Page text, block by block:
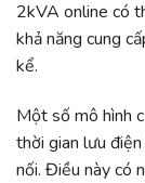
2kVA online có
khả năng cung
kể.
Một số mô hình
thời gian lưu
nối. Điều này có